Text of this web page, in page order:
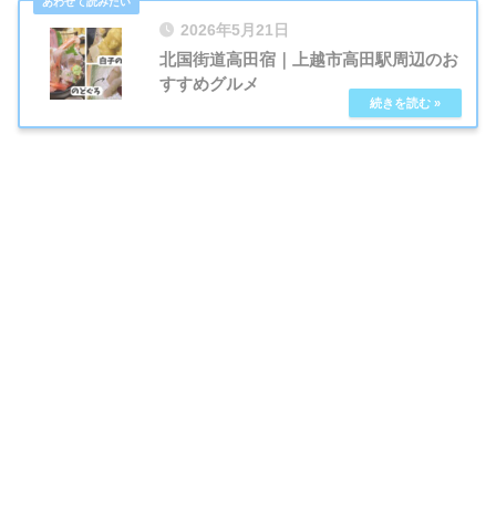
2026年5月21日
北国街道高田宿｜上越市高田駅周辺のお
すすめグルメ